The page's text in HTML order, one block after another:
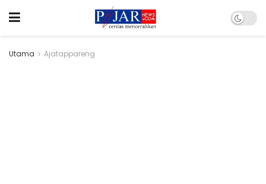
Utama Ajatappareng